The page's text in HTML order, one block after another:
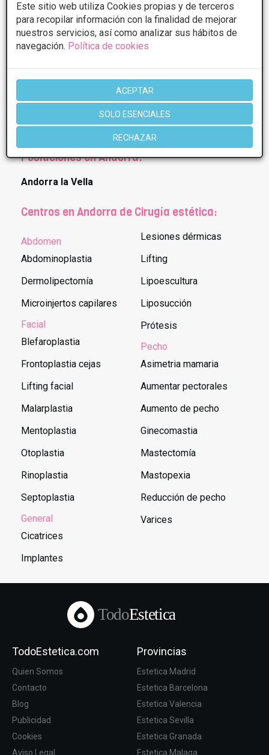
Este sitio web utiliza Cookies propias y de terceros
para recopilar información con la finalidad de mejorar
nuestros servicios, así como analizar sus hábitos de
navegación. Política de cookies
ACEPTAR
SOLO ESENCIALES
RECHAZAR
* Información orientativa, el descuento puede variar en función del
tratamiento y centro elegidos. Consulte los centros para conocer las
ofertas y descuentos que ofrecen.
Poblaciones en Andorra:
Andorra la Vella
Centros en Andorra de Cirugía estética:
Abdomen
Abdominoplastia
Dermolipectomía
Microinjertos capilares
Facial
Blefaroplastia
Frontoplastia cejas
Lifting facial
Malarplastia
Mentoplastia
Otoplastia
Rinoplastia
Septoplastia
General
Cicatrices
Implantes
Lesiones dérmicas
Lifting
Lipoescultura
Liposucción
Prótesis
Pecho
Asimetria mamaria
Aumentar pectorales
Aumento de pecho
Ginecomastia
Mastectomía
Mastopexia
Reducción de pecho
Varices
TodoEstetica
TodoEstetica.com
Quien Somos
Contacto
Blog
Publicidad
Cookies
Aviso Legal
Provincias
Estetica Madrid
Estetica Barcelona
Estetica Valencia
Estetica Sevilla
Estetica Granada
Estetica Malaga